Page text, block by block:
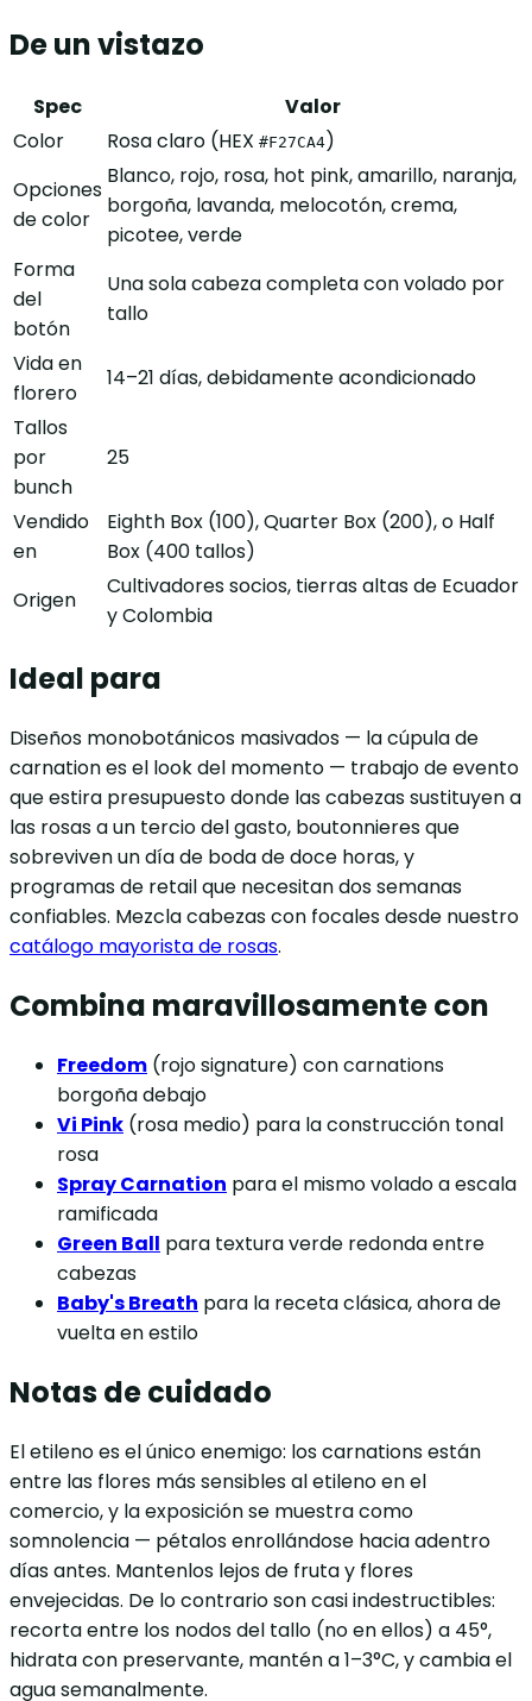
De un vistazo
Spec
Valor
Color
Rosa claro (HEX #F27CA4)
Opciones
de color
Blanco, rojo, rosa, hot pink, amarillo, naranja,
borgoña, lavanda, melocotón, crema,
picotee, verde
Forma
del
botón
Una sola cabeza completa con volado por
tallo
Vida en
florero
14–21 días, debidamente acondicionado
Tallos
por
bunch
25
Vendido
en
Eighth Box (100), Quarter Box (200), o Half
Box (400 tallos)
Origen
Cultivadores socios, tierras altas de Ecuador
y Colombia
Ideal para
Diseños monobotánicos masivados — la cúpula de
carnation es el look del momento — trabajo de evento
que estira presupuesto donde las cabezas sustituyen a
las rosas a un tercio del gasto, boutonnieres que
sobreviven un día de boda de doce horas, y
programas de retail que necesitan dos semanas
confiables. Mezcla cabezas con focales desde nuestro
catálogo mayorista de rosas.
Combina maravillosamente con
Freedom (rojo signature) con carnations
borgoña debajo
Vi Pink (rosa medio) para la construcción tonal
rosa
Spray Carnation para el mismo volado a escala
ramificada
Green Ball para textura verde redonda entre
cabezas
Baby's Breath para la receta clásica, ahora de
vuelta en estilo
Notas de cuidado
El etileno es el único enemigo: los carnations están
entre las flores más sensibles al etileno en el
comercio, y la exposición se muestra como
somnolencia — pétalos enrollándose hacia adentro
días antes. Mantenlos lejos de fruta y flores
envejecidas. De lo contrario son casi indestructibles:
recorta entre los nodos del tallo (no en ellos) a 45°,
hidrata con preservante, mantén a 1–3°C, y cambia el
agua semanalmente.